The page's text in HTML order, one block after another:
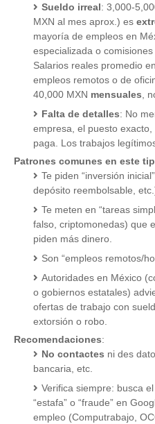
Sueldo irreal: 3,000-
MXN al mes aprox.) es
mayoría de empleos en
especializada o
Salarios reales promedio
empleos remotos o de
40,000 MXN mensuales ,
Falta de detalles: No
empresa, el puesto
paga. Los trabajos
Patrones comunes en este
Te piden “inversión
depósito reembolsable,
Te meten en “tareas
falso, criptomonedas) que
piden más dinero.
Son “empleos remotos/
Autoridades en México
o gobiernos estatales)
ofertas de trabajo con
extorsión o robo.
Recomendaciones:
No contactes ni des
bancaria, etc.
Verifica siempre: busca
“estafa” o “fraude” en
empleo (Computrabajo,